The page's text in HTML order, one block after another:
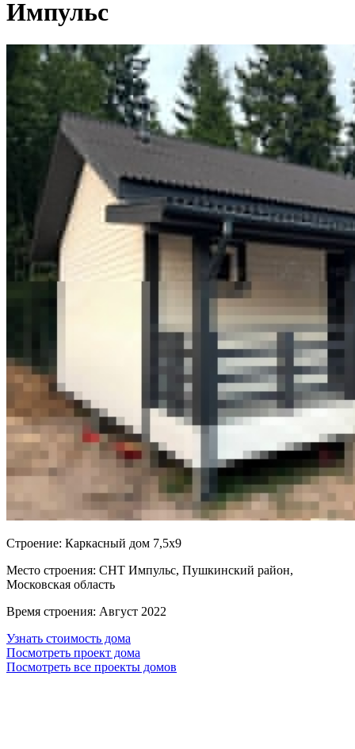
Импульс
Cтроение: Каркасный дом 7,5х9
Место строения: СНТ Импульс, Пушкинский район,
Московская область
Время строения: Август 2022
Узнать стоимость дома
Посмотреть проект дома
Посмотреть все проекты домов